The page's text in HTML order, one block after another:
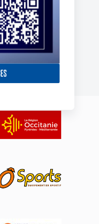
la douleur le TO